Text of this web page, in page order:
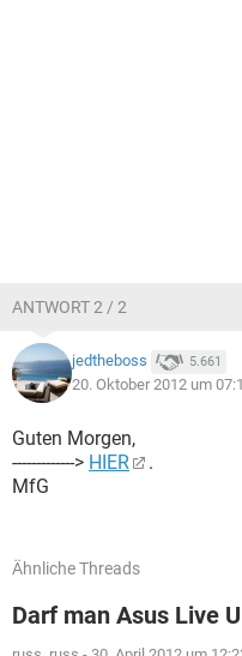
ANTWORT 2 / 2
jedtheboss 5.661
20. Oktober 2012 um
Guten Morgen,
-------------> HIER
.
MfG
Ähnliche Threads
Darf man Asus Live